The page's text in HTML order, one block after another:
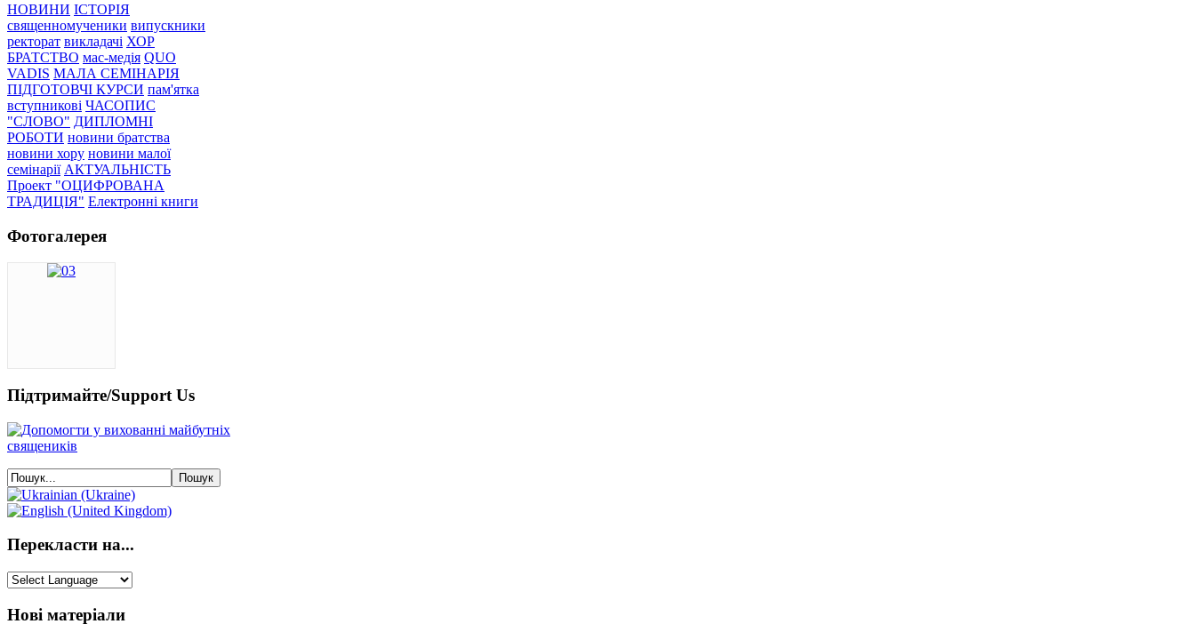
НОВИНИ ІСТОРІЯ
священномученики випускники
ректорат викладачі ХОР
БРАТСТВО мас-медія QUO
VADIS МАЛА СЕМІНАРІЯ
ПІДГОТОВЧІ КУРСИ пам'ятка
вступникові ЧАСОПИС
"СЛОВО" ДИПЛОМНІ
РОБОТИ новини братства
новини хору новини малої
семінарії АКТУАЛЬНІСТЬ
Проект "ОЦИФРОВАНА
ТРАДИЦІЯ" Електронні книги
Фотогалерея
Підтримайте/Support Us
Перекласти на...
Нові матеріали